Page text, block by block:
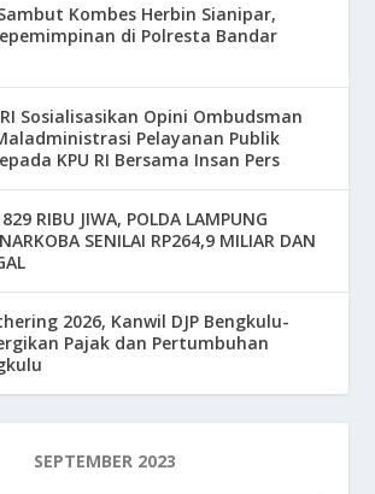
Kombes Herbin Sianipar,
di Polresta Bandar
Sosialisasikan Opini Ombudsman
Pelayanan Publik
KPU RI Bersama Insan Pers
RIBU JIWA, POLDA LAMPUNG
SENILAI RP264,9 MILIAR DAN
2026, Kanwil DJP Bengkulu-
Pajak dan Pertumbuhan
SEPTEMBER 2023